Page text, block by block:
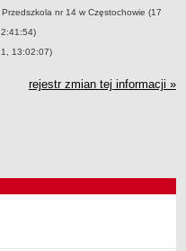
nr 14 w Częstochowie (17
13:02:07)
rejestr zmian tej informacji »